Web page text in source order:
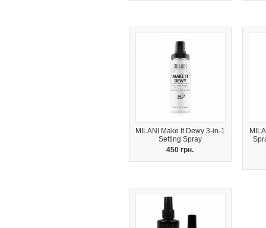
MILANI Make It Dewy 3-in-1
Setting Spray
450 грн.